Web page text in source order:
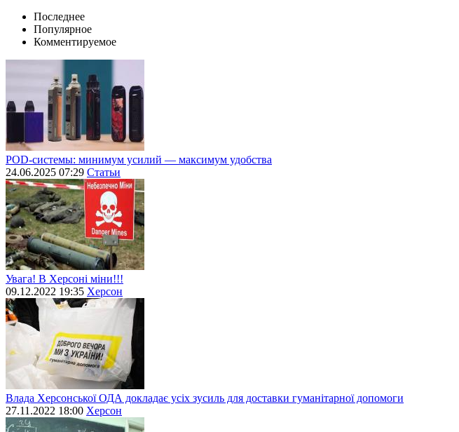
Последнее
Популярное
Комментируемое
POD-системы: минимум усилий — максимум удобства
24.06.2025 07:29 Статьи
Увага! В Херсоні міни!!!
09.12.2022 19:35 Херсон
Влада Херсонської ОДА докладає усіх зусиль для доставки гуманітарної допомоги
27.11.2022 18:00 Херсон